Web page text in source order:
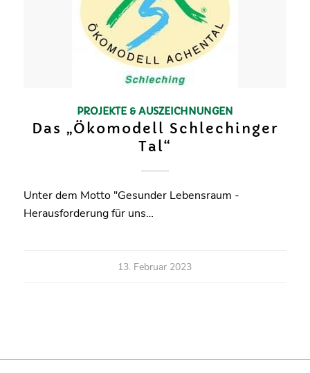
PROJEKTE & AUSZEICHNUNGEN
Das „Ökomodell Schlechinger
Tal“
Unter dem Motto "Gesunder Lebensraum -
Herausforderung für uns…
13. Februar 2023